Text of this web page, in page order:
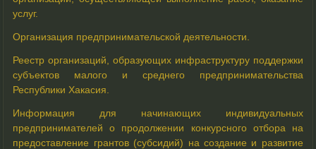
услуг.
Организация предпринимательской деятельности.
Реестр организаций, образующих инфраструктуру поддержки
субъектов малого и среднего предпринимательства
Республики Хакасия.
Информация для начинающих индивидуальных
предпринимателей о продолжении конкурсного отбора на
предоставление грантов (субсидий) на создание и развитие